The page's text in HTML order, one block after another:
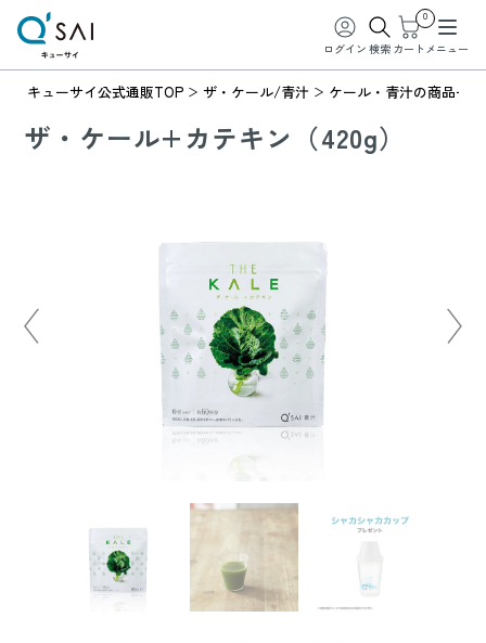
ログイン 検索
0
カート メニュー
キューサイ公式通販TOP ザ・ケール/青汁 ケール・青汁の商品一覧
ザ・ケール+カテキン（420g）